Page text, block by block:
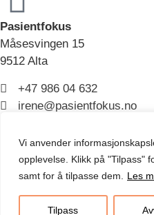
Vi anvender
opplevelse. Klikk på "Tilpass"
samt for å tilpasse dem.
Les
Tilpass
Pasientfokus
Måsesvingen 15
9512 Alta
+47 986 04 632
irene@pasientfokus.no
Kopibeskyttet ©️ Pasientfokus
Les vår personvernerklæring
Nettside levert av